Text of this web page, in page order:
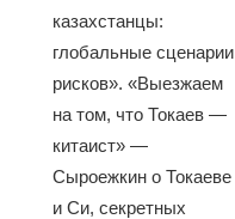
казахстанцы:
глобальные сценарии
рисков». «Выезжаем
на том, что Токаев —
китаист» —
Сыроежкин о Токаеве
и Си, секретных